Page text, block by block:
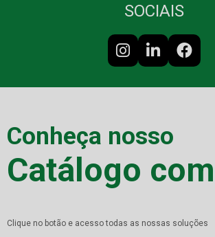
SOCIAIS
Conheça nosso
Catálogo
Clique no botão e acesso todas as nossas soluções